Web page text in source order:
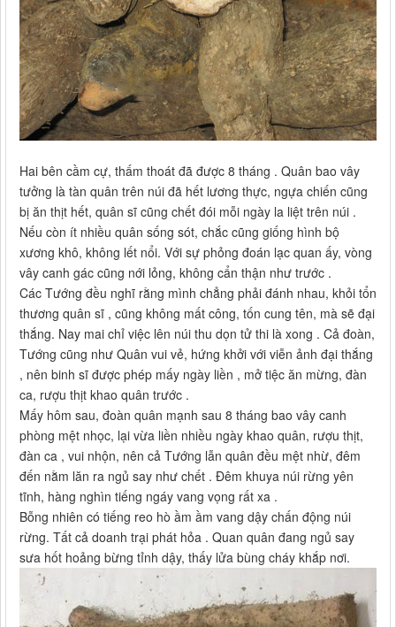
Hai bên cầm cự, thấm thoát đã được 8 tháng . Quân bao vây
tưởng là tàn quân trên núi đã hết lương thực, ngựa chiến cũng
bị ăn thịt hết, quân sĩ cũng chết đói mỗi ngày la liệt trên núi .
Nếu còn ít nhiều quân sống sót, chắc cũng giống hình bộ
xương khô, không lết nổi. Với sự phỏng đoán lạc quan ấy, vòng
vây canh gác cũng nới lỏng, không cẩn thận như trước .
Các Tướng đều nghĩ rằng mình chẳng phải đánh nhau, khỏi tổn
thương quân sĩ , cũng không mất công, tốn cung tên, mà sẽ đại
thắng. Nay mai chỉ việc lên núi thu dọn tử thi là xong . Cả đoàn,
Tướng cũng như Quân vui vẻ, hứng khởi với viễn ảnh đại thắng
, nên binh sĩ được phép mấy ngày liền , mở tiệc ăn mừng, đàn
ca, rượu thịt khao quân trước .
Mấy hôm sau, đoàn quân mạnh sau 8 tháng bao vây canh
phòng mệt nhọc, lại vừa liền nhiều ngày khao quân, rượu thịt,
đàn ca , vui nhộn, nên cả Tướng lẫn quân đều mệt nhừ, đêm
đến nằm lăn ra ngủ say như chết . Đêm khuya núi rừng yên
tĩnh, hàng nghìn tiếng ngáy vang vọng rất xa .
Bỗng nhiên có tiếng reo hò ầm ầm vang dậy chấn động núi
rừng. Tất cả doanh trại phát hỏa . Quan quân đang ngủ say
sưa hốt hoảng bừng tỉnh dậy, thấy lửa bùng cháy khắp nơi.